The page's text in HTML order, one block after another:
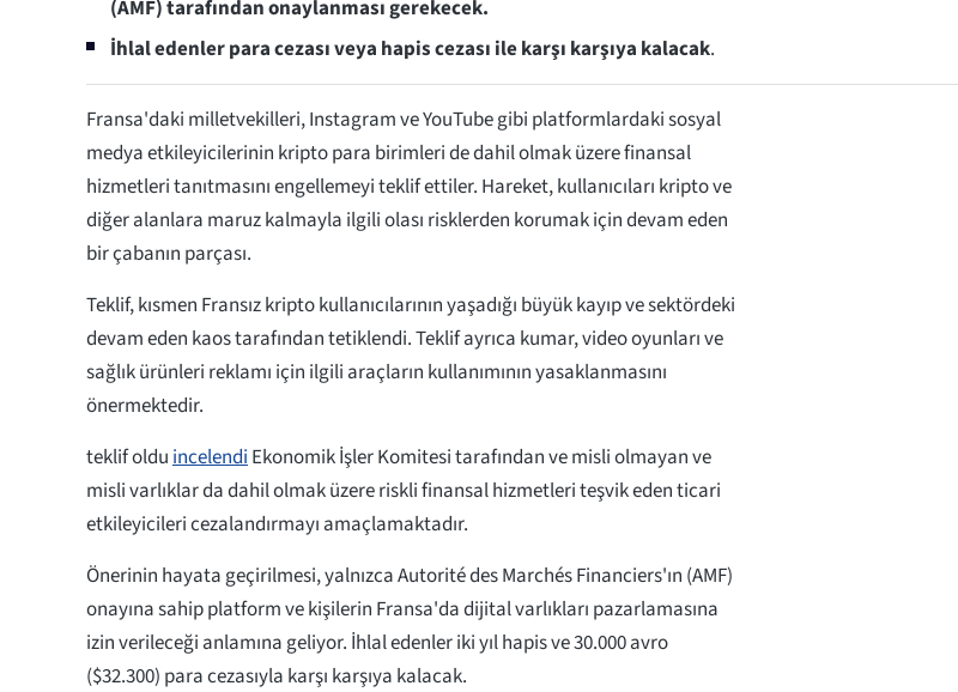
(AMF) tarafından onaylanması gerekecek.
İhlal edenler para cezası veya hapis cezası ile karşı karşıya kalacak.
Fransa'daki milletvekilleri, Instagram ve YouTube gibi platformlardaki sosyal
medya etkileyicilerinin kripto para birimleri de dahil olmak üzere finansal
hizmetleri tanıtmasını engellemeyi teklif ettiler. Hareket, kullanıcıları kripto ve
diğer alanlara maruz kalmayla ilgili olası risklerden korumak için devam eden
bir çabanın parçası.
Teklif, kısmen Fransız kripto kullanıcılarının yaşadığı büyük kayıp ve sektördeki
devam eden kaos tarafından tetiklendi. Teklif ayrıca kumar, video oyunları ve
sağlık ürünleri reklamı için ilgili araçların kullanımının yasaklanmasını
önermektedir.
teklif oldu incelendi Ekonomik İşler Komitesi tarafından ve misli olmayan ve
misli varlıklar da dahil olmak üzere riskli finansal hizmetleri teşvik eden ticari
etkileyicileri cezalandırmayı amaçlamaktadır.
Önerinin hayata geçirilmesi, yalnızca Autorité des Marchés Financiers'ın (AMF)
onayına sahip platform ve kişilerin Fransa'da dijital varlıkları pazarlamasına
izin verileceği anlamına geliyor. İhlal edenler iki yıl hapis ve 30.000 avro
($32.300) para cezasıyla karşı karşıya kalacak.